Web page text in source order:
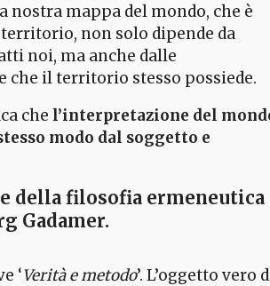
nostra mappa del mondo, che è
non solo dipende da
noi, ma anche dalle
che il territorio stesso possiede.
che l’interpretazione del
modo dal soggetto e
della filosofia ermeneutica
Gadamer.
‘Verità e metodo’. L’oggetto vero